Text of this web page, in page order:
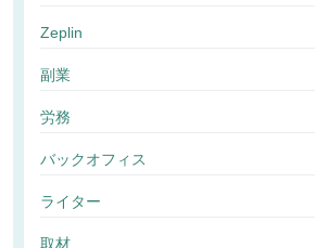
Zeplin
副業
労務
バックオフィス
ライター
取材